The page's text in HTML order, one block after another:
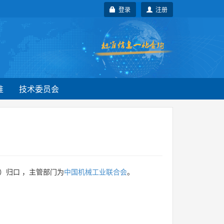
注册
登录
技术委员会
归口 ，主管部门为中国机械工业联合会。